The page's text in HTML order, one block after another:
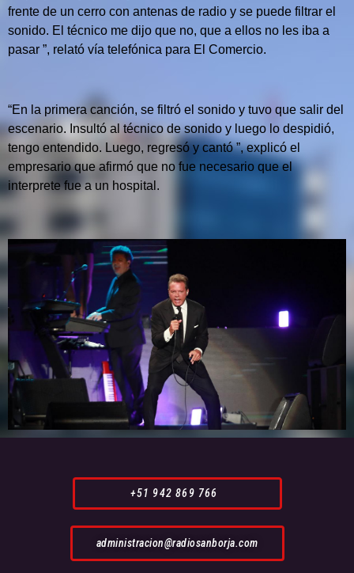
frente de un cerro con antenas de radio y se puede filtrar el
sonido. El técnico me dijo que no, que a ellos no les iba a
pasar ”, relató vía telefónica para El Comercio.
“En la primera canción, se filtró el sonido y tuvo que salir del
escenario. Insultó al técnico de sonido y luego lo despidió,
tengo entendido. Luego, regresó y cantó ”, explicó el
empresario que afirmó que no fue necesario que el
interprete fue a un hospital.
+51 942 869 766
administracion@radiosanborja.com